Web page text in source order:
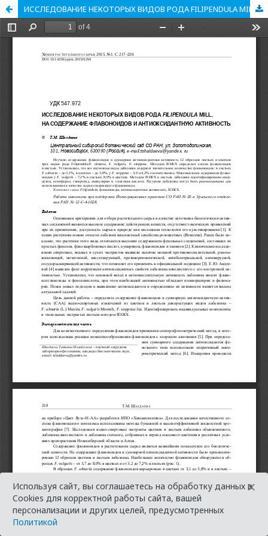
ИССЛЕДОВАНИЕ НЕКОТОРЫХ ВИДОВ РОДА FILIPENDULA MILL. НА СОДЕРЖАНИЕ ФЛАВОНОИДОВ И АНТИОКСИДАНТНУЮ АКТИВНОСТЬ
Используя сайт, вы соглашаетесь на обработку данных в
Cookies для корректной работы сайта, вашей
персонализации и других целей, предусмотренных
Политикой
×